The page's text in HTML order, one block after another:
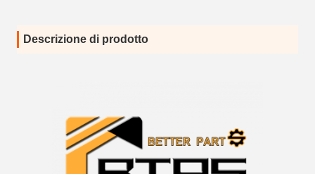
Descrizione di prodotto